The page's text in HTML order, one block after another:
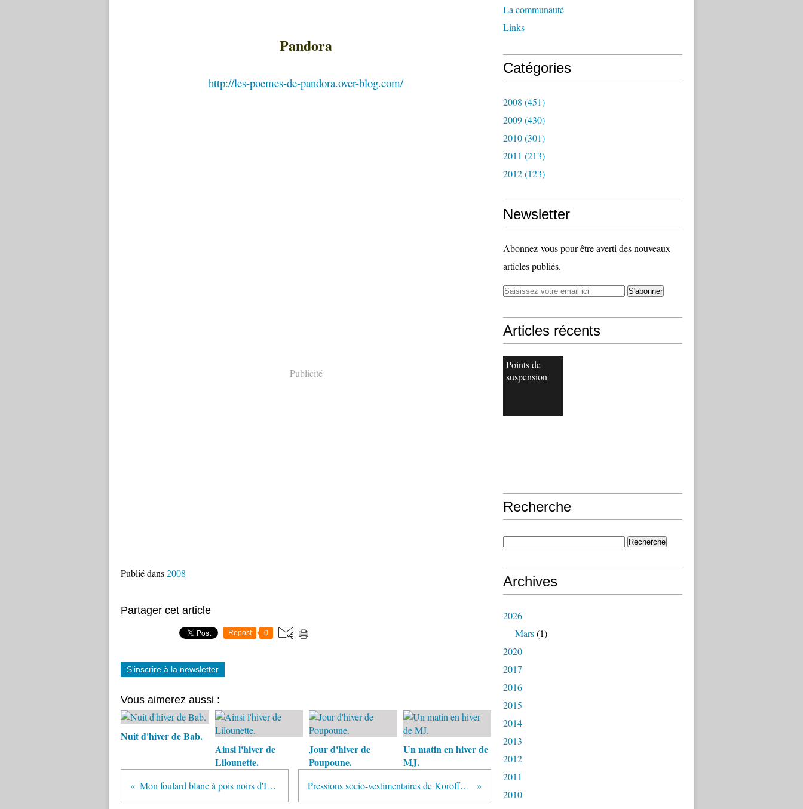
Pandora
http://les-poemes-de-pandora.over-blog.com/
Publicité
Publié dans2008
Partager cet article
Repost 0
S'inscrire à la newsletter
Vous aimerez aussi :
Nuit d'hiver de Bab.
Ainsi l'hiver de
Lilounette.
Jour d'hiver de
Poupoune.
Un matin en hiver de
MJ.
Mon foulard blanc à pois noirs d'Izzabel. Pressions socio-vestimentaires de Koroffstrogov
La communauté
Links
Catégories
2008 (451)
2009(430)
2010(301)
2011 (213)
2012(123)
Newsletter
Abonnez-vous pour être averti des nouveaux
articles publiés.
Articles récents
Points de
suspension
Recherche
Archives
2026
Mars(1)
2020
2017
2016
2015
2014
2013
2012
2011
2010